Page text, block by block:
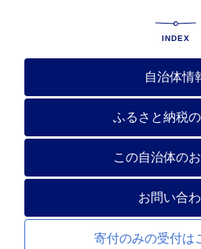
INDEX
自治体情
ふるさと納税
この自治体の
お問い合
寄付のみの受付は